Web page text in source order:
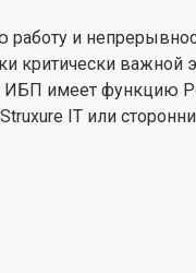
и
критически важной
ИБП имеет функцию
IT или